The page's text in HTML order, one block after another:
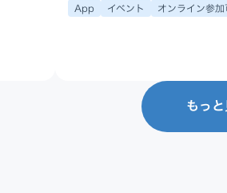
App イベント オンライン参加
もっ